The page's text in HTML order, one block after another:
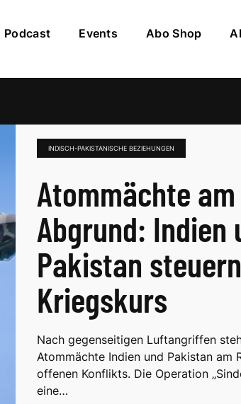
Podcast Events Abo Shop
INDISCH-PAKISTANISCHE BEZIEHUNGEN
Atommächte am
Abgrund: Indien
Pakistan
Kriegskurs
Nach gegenseitigen Luftangriffen
Atommächte Indien und Pakistan am
offenen Konflikts. Die Operation
eine…